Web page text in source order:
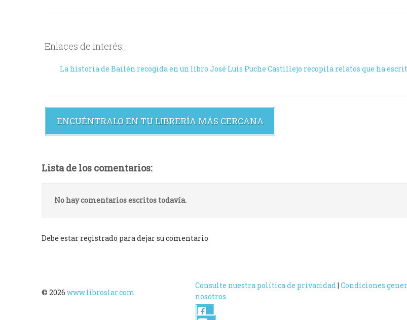
Enlaces de interés:
La historia de Bailén recogida en un libro José Luis Puche Castillejo recopila relatos que ha
ENCUÉNTRALO EN TU LIBRERÍA MÁS CERCANA
Lista de los comentarios:
No hay comentarios escritos todavía.
Debe estar registrado para dejar su comentario
© 2026www.libroslar.com
Consulte nuestra política de privacidad| Condiciones
nosotros